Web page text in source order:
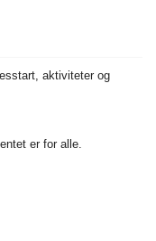
aktiviteter og
er for alle.